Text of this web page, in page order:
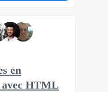
en
HTML